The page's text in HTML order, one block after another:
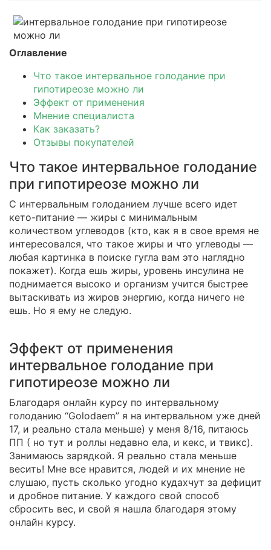
Оглавление
Что такое интервальное голодание при
гипотиреозе можно ли
Эффект от применения
Мнение специалиста
Как заказать?
Отзывы покупателей
Что такое интервальное голодание
при гипотиреозе можно ли
С интервальным голоданием лучше всего идет
кето-питание — жиры с минимальным
количеством углеводов (кто, как я в свое время не
интересовался, что такое жиры и что углеводы —
любая картинка в поиске гугла вам это наглядно
покажет). Когда ешь жиры, уровень инсулина не
поднимается высоко и организм учится быстрее
вытаскивать из жиров энергию, когда ничего не
ешь. Но я ему не следую.
Эффект от применения
интервальное голодание при
гипотиреозе можно ли
Благодаря онлайн курсу по интервальному
голоданию “Golodaem” я на интервальном уже дней
17, и реально стала меньше) у меня 8/16, питаюсь
ПП ( но тут и роллы недавно ела, и кекс, и твикс).
Занимаюсь зарядкой. Я реально стала меньше
весить! Мне все нравится, людей и их мнение не
слушаю, пусть сколько угодно кудахчут за дефицит
и дробное питание. У каждого свой способ
сбросить вес, и свой я нашла благодаря этому
онлайн курсу.